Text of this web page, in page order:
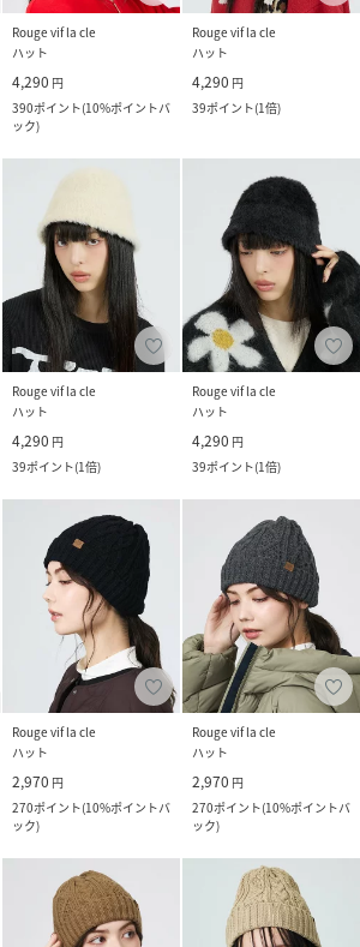
Rouge vif la cle
ハット
4,290 円
390ポイント(10%ポイントバ
ック)
Rouge vif la cle
ハット
4,290 円
39ポイント(1倍)
Rouge vif la cle
ハット
4,290 円
39ポイント(1倍)
Rouge vif la cle
ハット
4,290 円
39ポイント(1倍)
Rouge vif la cle
ハット
2,970 円
270ポイント(10%ポイントバ
ック)
Rouge vif la cle
ハット
2,970 円
270ポイント(10%ポイントバ
ック)